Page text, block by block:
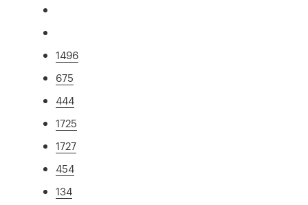
1496
675
444
1725
1727
454
134